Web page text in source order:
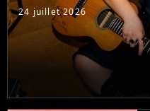
24 juillet 2026